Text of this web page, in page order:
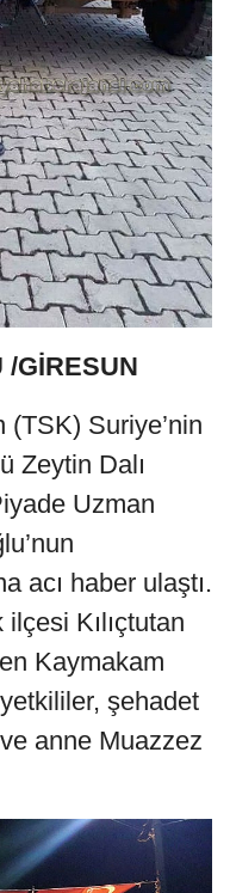
/GİRESUN
(TSK) Suriye’nin
Zeytin Dalı
Uzman
acı haber ulaştı.
Kılıçtutan
Kaymakam
şehadet
anne Muazzez